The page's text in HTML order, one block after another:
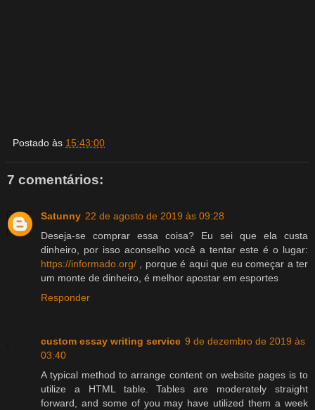
Postado às 15:43:00
7 comentários:
Satunny 22 de agosto de 2019 às 09:28
Deseja-se comprar essa coisa? Eu sei que ela custa
dinheiro, por isso aconselho você a tentar este é o lugar:
https://informado.org/ , porque é aqui que eu começar a ter
um monte de dinheiro, é melhor apostar em esportes
Responder
custom essay writing service 9 de dezembro de 2019 às
03:40
A typical method to arrange content on website pages is to
utilize a HTML table. Tables are moderately straight
forward, and some of you may have utilized them a week